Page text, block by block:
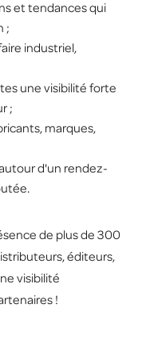
et tendances qui
;
industriel,
une visibilité forte
;
marques,
d'un rendez-
de plus de 300
éditeurs,
visibilité
!